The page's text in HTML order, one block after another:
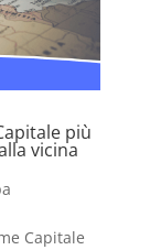
più
vicina
Capitale